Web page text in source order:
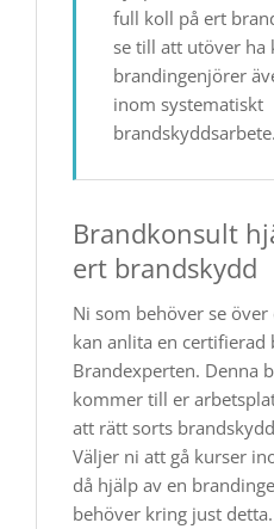
full koll på ert
se till att utöver ha
brandingenjörer
inom systematiskt
brandskyddsarbete.
Brandkonsult
ert brandskydd
Ni som behöver se
kan anlita en
Brandexperten. Denna
kommer till er
att rätt sorts
Väljer ni att gå kurser
då hjälp av en
behöver kring just